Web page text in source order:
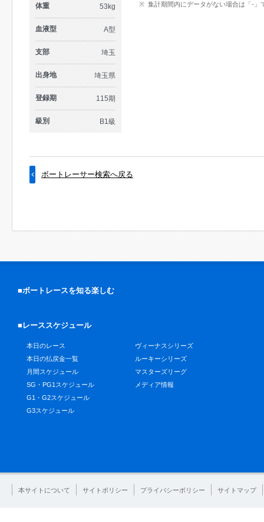
体重 53kg
血液型 A型
支部 埼玉
出身地 埼玉県
登録期 115期
級別 B1級
集計期間内にデータがない場合は「-」
ボートレーサー検索へ戻る
■ボートレースを知る楽しむ
■レーススケジュール
本日のレース
本日の払戻金一覧
月間スケジュール
SG・PG1スケジュール
G1・G2スケジュール
G3スケジュール
ヴィーナスシリーズ
ルーキーシリーズ
マスターズリーグ
メディア情報
本サイトについて サイトポリシー プライバシーポリシー サイトマップ